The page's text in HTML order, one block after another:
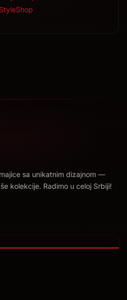
sa unikatnim dizajnom —
kolekcije. Radimo u celoj Srbiji!